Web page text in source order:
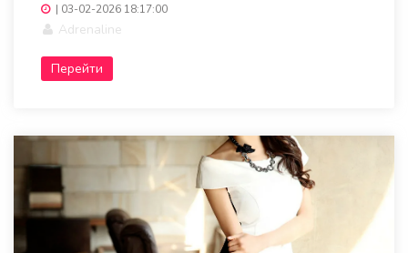
| 03-02-2026 18:17:00
Adrenaline
Перейти